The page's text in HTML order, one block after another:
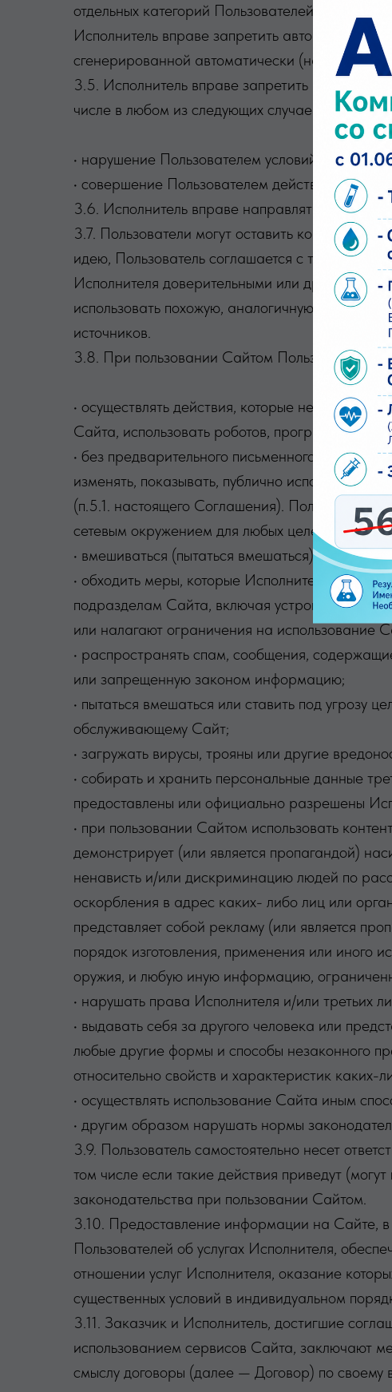
отдельных категорий Пользователей (в
Исполнитель вправе запретить
сгенерированной автоматически (например,
3.5. Исполнитель вправе запретить
числе в любом из следующих случаев:
• нарушение Пользователем условий
• совершение Пользователем действий,
3.6. Исполнитель вправе направлять
3.7. Пользователи могут оставить
идею, Пользователь соглашается с тем, что
Исполнителя доверительными или другими
использовать похожую, аналогичную идею,
источников.
3.8. При пользовании Сайтом Пользователю
• осуществлять действия, которые несут или
Сайта, использовать роботов, программ-
• без предварительного письменного
изменять, показывать, публично исполнять,
(п.5.1. настоящего Соглашения).
сетевым окружением для любых целей (кроме
• вмешиваться (пытаться вмешаться) в работу
• обходить меры, которые Исполнитель может
подразделам Сайта, включая устройства,
или налагают ограничения на
• распространять спам, сообщения,
или запрещенную законом информацию;
• пытаться вмешаться или ставить под угрозу
обслуживающему Сайт;
• загружать вирусы, трояны или другие
• собирать и хранить персональные данные
предоставлены или официально разрешены
• при пользовании Сайтом использовать
демонстрирует (или является пропагандой)
ненависть и/или дискриминацию людей по
оскорбления в адрес каких- либо лиц или
представляет собой рекламу (или является
порядок изготовления, применения или иного
оружия, и любую иную информацию,
• нарушать права Исполнителя и/или третьих
• выдавать себя за другого человека или
любые другие формы и способы незаконного
относительно свойств и характеристик каких-
• осуществлять использование Сайта иным
• другим образом нарушать нормы
3.9. Пользователь самостоятельно несет
том числе если такие действия приведут
законодательства при пользовании Сайтом.
3.10. Предоставление информации на Сайте,
Пользователей об услугах Исполнителя,
отношении услуг Исполнителя, оказание
существенных условий в индивидуальном
3.11. Заказчик и Исполнитель, достигшие
использованием сервисов Сайта, заключают
смыслу договоры (далее — Договор) по своему